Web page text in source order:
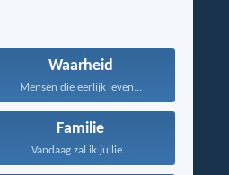
Waarheid
Mensen die eerlijk leven...
Familie
Vandaag zal ik jullie...